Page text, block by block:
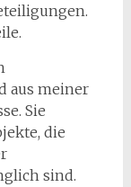
aus meiner
Sie
die
sind.